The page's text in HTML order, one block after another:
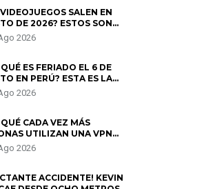
SALEN EN
DE 2026? ESTOS SON
MÁS ESPERADOS
2026
ES FERIADO EL 6 DE
EN PERÚ? ESTA ES LA
2026
CADA VEZ MÁS
UTILIZAN UNA VPN
SU
2026
ACCIDENTE! KEVIN